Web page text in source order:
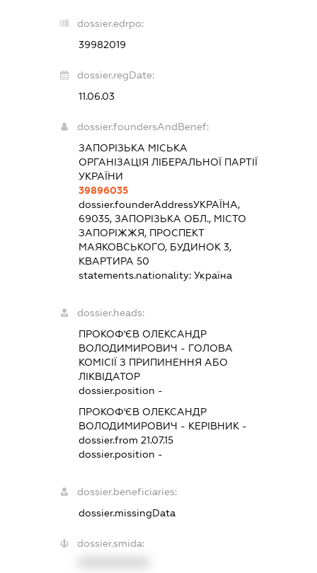
dossier.edrpo:
39982019
dossier.regDate:
11.06.03
dossier.foundersAndBenef:
ЗАПОРІЗЬКА МІСЬКА
ОРГАНІЗАЦІЯ ЛІБЕРАЛЬНОЇ ПАРТІЇ
УКРАЇНИ
39896035
dossier.founderAddressУКРАЇНА,
69035, ЗАПОРІЗЬКА ОБЛ., МІСТО
ЗАПОРІЖЖЯ, ПРОСПЕКТ
МАЯКОВСЬКОГО, БУДИНОК 3,
КВАРТИРА 50
statements.nationality: Україна
dossier.heads:
ПРОКОФ'ЄВ ОЛЕКСАНДР
ВОЛОДИМИРОВИЧ - ГОЛОВА
КОМІСІЇ З ПРИПИНЕННЯ АБО
ЛІКВІДАТОР
dossier.position -
ПРОКОФ'ЄВ ОЛЕКСАНДР
ВОЛОДИМИРОВИЧ - КЕРІВНИК-
dossier.from 21.07.15
dossier.position -
dossier.beneficiaries:
dossier.missingData
dossier.smida: